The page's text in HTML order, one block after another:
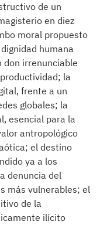
de un
en diez
moral propuesto
humana
don irrenunciable
la
frente a un
globales; la
esencial para la
antropológico
el destino
ya a los
denuncia del
más vulnerables; el
de la
ilícito